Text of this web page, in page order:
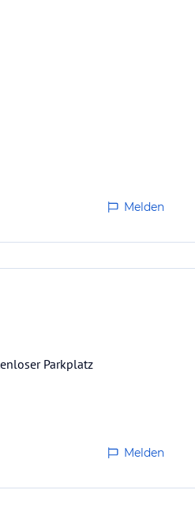
Melden
Parkplatz
Melden